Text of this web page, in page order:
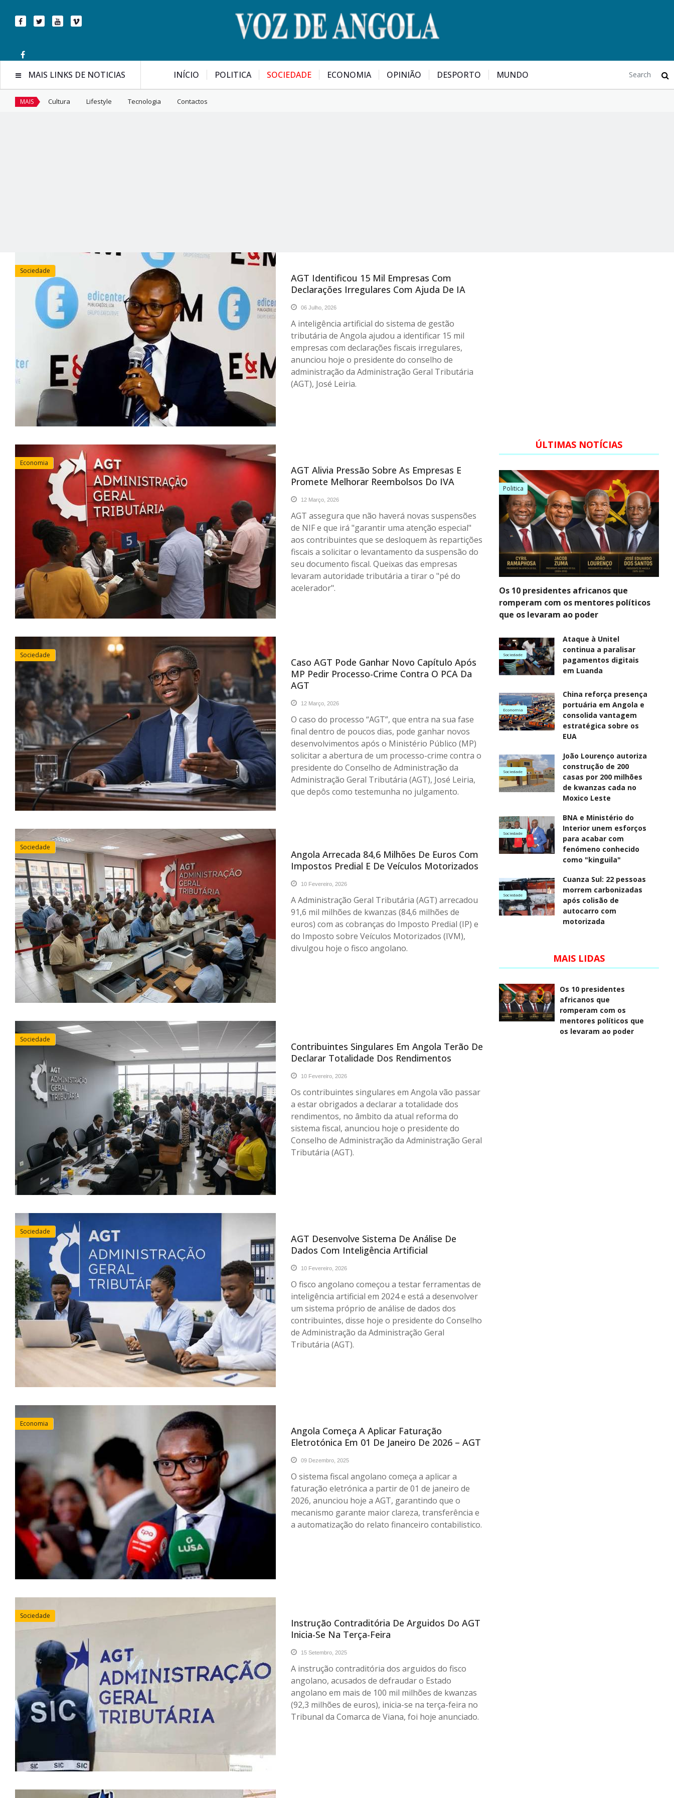
INÍCIO POLITICA SOCIEDADE ECONOMIA OPINIÃO DESPORTO MUNDO
MAIS LINKS DE NOTICIAS
MAIS Cultura Lifestyle Tecnologia Contactos
Sociedade
AGT Identificou 15 Mil Empresas Com
Declarações Irregulares Com Ajuda De IA
06 Julho, 2026
A inteligência artificial do sistema de gestão
tributária de Angola ajudou a identificar 15 mil
empresas com declarações fiscais irregulares,
anunciou hoje o presidente do conselho de
administração da Administração Geral Tributária
(AGT), José Leiria.
Economia
AGT Alivia Pressão Sobre As Empresas E
Promete Melhorar Reembolsos Do IVA
12 Março, 2026
AGT assegura que não haverá novas suspensões
de NIF e que irá "garantir uma atenção especial"
aos contribuintes que se desloquem às repartições
fiscais a solicitar o levantamento da suspensão do
seu documento fiscal. Queixas das empresas
levaram autoridade tributária a tirar o "pé do
acelerador".
Sociedade
Caso AGT Pode Ganhar Novo Capítulo Após
MP Pedir Processo-Crime Contra O PCA Da
AGT
12 Março, 2026
O caso do processo “AGT”, que entra na sua fase
final dentro de poucos dias, pode ganhar novos
desenvolvimentos após o Ministério Público (MP)
solicitar a abertura de um processo-crime contra o
presidente do Conselho de Administração da
Administração Geral Tributária (AGT), José Leiria,
que depôs como testemunha no julgamento.
Sociedade
Angola Arrecada 84,6 Milhões De Euros Com
Impostos Predial E De Veículos Motorizados
10 Fevereiro, 2026
A Administração Geral Tributária (AGT) arrecadou
91,6 mil milhões de kwanzas (84,6 milhões de
euros) com as cobranças do Imposto Predial (IP) e
do Imposto sobre Veículos Motorizados (IVM),
divulgou hoje o fisco angolano.
Sociedade
Contribuintes Singulares Em Angola Terão De
Declarar Totalidade Dos Rendimentos
10 Fevereiro, 2026
Os contribuintes singulares em Angola vão passar
a estar obrigados a declarar a totalidade dos
rendimentos, no âmbito da atual reforma do
sistema fiscal, anunciou hoje o presidente do
Conselho de Administração da Administração Geral
Tributária (AGT).
Sociedade
AGT Desenvolve Sistema De Análise De
Dados Com Inteligência Artificial
10 Fevereiro, 2026
O fisco angolano começou a testar ferramentas de
inteligência artificial em 2024 e está a desenvolver
um sistema próprio de análise de dados dos
contribuintes, disse hoje o presidente do Conselho
de Administração da Administração Geral
Tributária (AGT).
Economia
Angola Começa A Aplicar Faturação
Eletrotónica Em 01 De Janeiro De 2026 – AGT
09 Dezembro, 2025
O sistema fiscal angolano começa a aplicar a
faturação eletrónica a partir de 01 de janeiro de
2026, anunciou hoje a AGT, garantindo que o
mecanismo garante maior clareza, transferência e
a automatização do relato financeiro contabilistico.
Sociedade
Instrução Contraditória De Arguidos Do AGT
Inicia-Se Na Terça-Feira
15 Setembro, 2025
A instrução contraditória dos arguidos do fisco
angolano, acusados de defraudar o Estado
angolano em mais de 100 mil milhões de kwanzas
(92,3 milhões de euros), inicia-se na terça-feira no
Tribunal da Comarca de Viana, foi hoje anunciado.
ÚLTIMAS NOTÍCIAS
Politica
Os 10 presidentes africanos que
romperam com os mentores políticos
que os levaram ao poder
Sociedade
Ataque à Unitel
continua a paralisar
pagamentos digitais
em Luanda
Economia
China reforça presença
portuária em Angola e
consolida vantagem
estratégica sobre os
EUA
Sociedade
João Lourenço autoriza
construção de 200
casas por 200 milhões
de kwanzas cada no
Moxico Leste
Sociedade
BNA e Ministério do
Interior unem esforços
para acabar com
fenómeno conhecido
como "kinguila"
Sociedade
Cuanza Sul: 22 pessoas
morrem carbonizadas
após colisão de
autocarro com
motorizada
MAIS LIDAS
Os 10 presidentes
africanos que
romperam com os
mentores políticos que
os levaram ao poder